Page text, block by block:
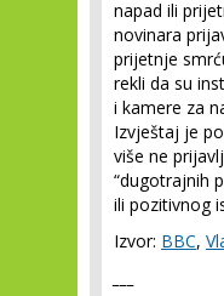
napad ili
novinara
prijetnje
rekli da su
i kamere za
Izvještaj je
više ne
“dugotrajnih
ili pozitivnog
Izvor: BBC,